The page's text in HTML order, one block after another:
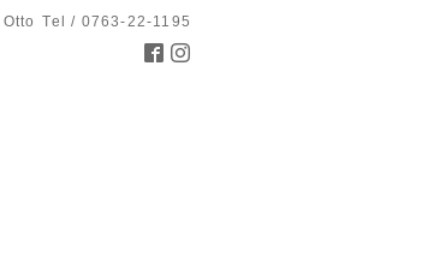
Tel / 0763-22-1195